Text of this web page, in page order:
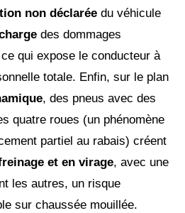
non déclarée du véhicule
des dommages
qui expose le conducteur à
totale. Enfin, sur le plan
, des pneus avec des
quatre roues (un phénomène
partiel au rabais) créent
et en virage, avec une
les autres, un risque
sur chaussée mouillée.